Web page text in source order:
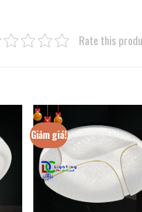
Rate this
Giảm giá!